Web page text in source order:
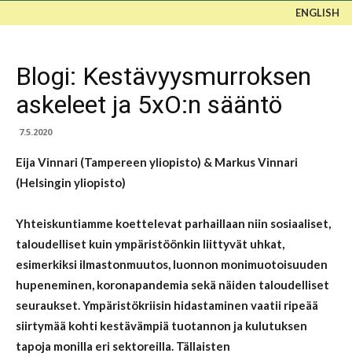
ENGLISH
Blogi: Kestävyysmurroksen
askeleet ja 5xO:n sääntö
7.5.2020
Eija Vinnari (Tampereen yliopisto) & Markus Vinnari
(Helsingin yliopisto)
Yhteiskuntiamme koettelevat parhaillaan niin sosiaaliset,
taloudelliset kuin ympäristöönkin liittyvät uhkat,
esimerkiksi ilmastonmuutos, luonnon monimuotoisuuden
hupeneminen, koronapandemia sekä näiden taloudelliset
seuraukset. Ympäristökriisin hidastaminen vaatii ripeää
siirtymää kohti kestävämpiä tuotannon ja kulutuksen
tapoja monilla eri sektoreilla. Tällaisten